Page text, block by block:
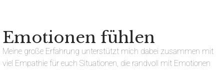
Emotionen fühlen
Meine große Erfahrung unterstützt mich dabei zusammen mit
viel Empathie für euch Situationen, die randvoll mit Emotionen